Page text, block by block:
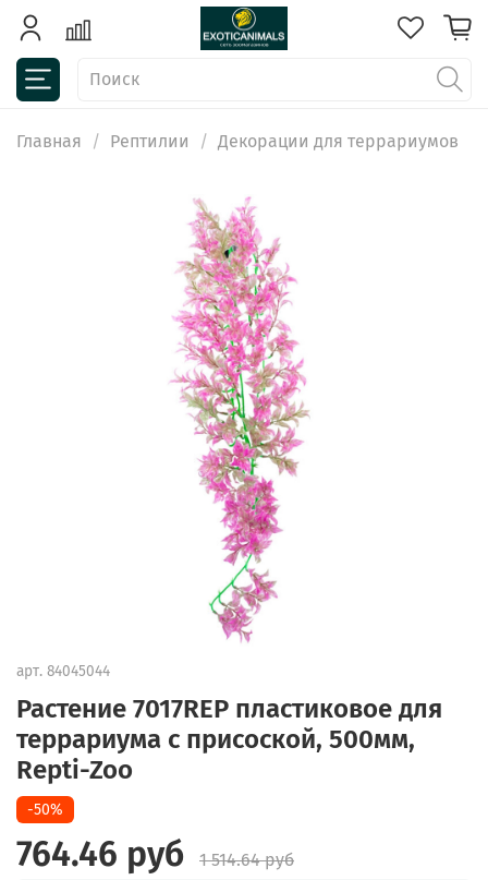
Главная Рептилии Декорации для террариумов
арт. 84045044
Растение 7017REP пластиковое для
террариума с присоской, 500мм,
Repti-Zoo
-50%
764.46 руб
1 514.64 руб